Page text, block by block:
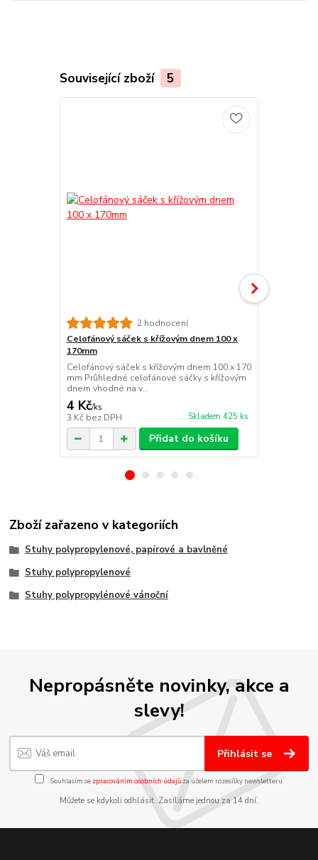
Související zboží 5
2 hodnocení
Celofánový sáček s křížovým dnem 100 x
170mm
Celofánový sáček s křížovým dnem 100 x 170
mm Průhledné celofánové sáčky s křížovým
dnem vhodné na v...
4 Kč/ks
3 Kč bez DPH Skladem 425 ks
Přidat do košíku
Zboží zařazeno v kategoriích
Stuhy polypropylenové, papírové a bavlněné
Stuhy polypropylenové
Stuhy polypropylénové vánoční
Nepropásněte novinky, akce a
slevy!
Přihlásit se
Souhlasím se zpracováním osobních údajůza účelem rozesílky newsletteru.
Můžete se kdykoli odhlásit. Zasíláme jednou za 14 dní.